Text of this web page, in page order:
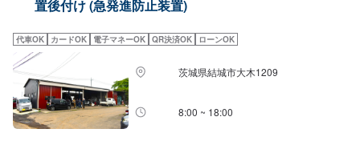
お見積りにご納得いただければ作業開始【4】仕上がり次第納車-----納期につ
場合がございます。予めご了承ください。-----代車について-----代車をご用意
しています。お車の作業中は代車をご利用ください。※代車の燃料代はお客様
にご負担いただいております。-----ご来店時の注意、受付方法-----入庫の際は
お気をつけてお越しください。駐車スペースは事務所前の空いているスペー
スに駐車してください。受付はスタッフへ「メンテモで予約しました」とお
伝えください。ご案内いたします。【定休日・営業時間】定休日：年中無休
（大型連休のみ休み）営業時間：9:00~18:00
置後付け (急発進防止装置)
代車OK カードOK 電子マネーOK QR決済OK ローンOK
茨城県結城市大木1209
8:00 ~ 18:00